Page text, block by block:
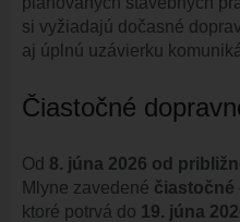
ÚRADNÁ TABUĽA
ZMLUVY, OBJEDNÁVKY,
VZN
ROZPOČET
si vyžiadajú dočasné
aj úplnú uzávierku
Čiastočné
Od 8. júna 2026 od
Mlyne zavedené čiastočné
ktoré potrvá do 19. júna